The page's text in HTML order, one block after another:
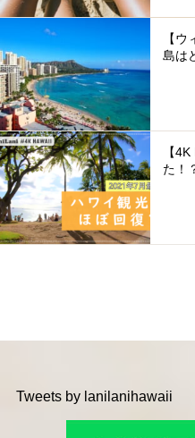
【
島は
【
た！
Tweets by lanilanihawaii